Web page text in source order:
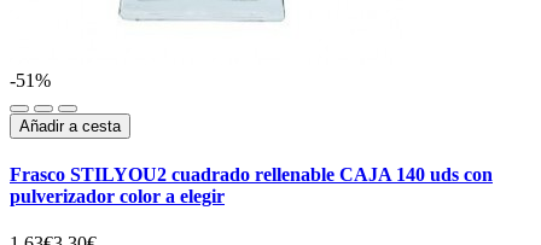
-51%
Añadir a cesta
Frasco STILYOU2 cuadrado rellenable CAJA 140 uds con
pulverizador color a elegir